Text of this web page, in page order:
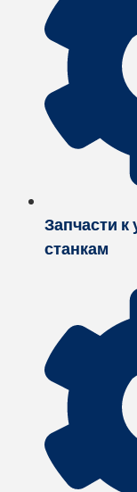
Запчасти
станкам